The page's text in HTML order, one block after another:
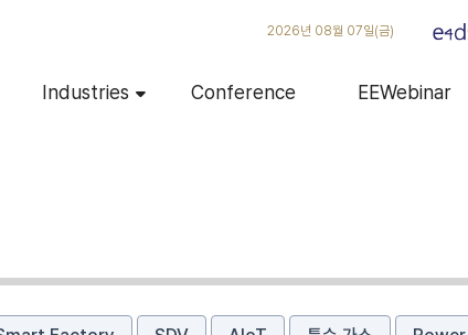
2026년 08월 07일(금)
Industries Conference EEWebinar